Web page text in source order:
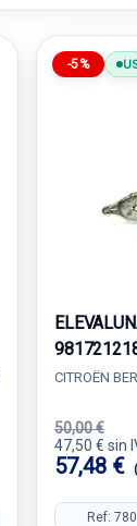
-5%
CITROËN
50,00 €
47,50 € sin
57,48 €
Ref: